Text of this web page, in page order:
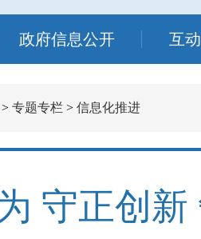
政府信息公开 互
> 专题专栏 > 信息化推进
守正创